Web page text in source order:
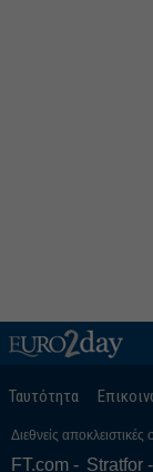
Ταυτότητα
Διεθνείς αποκλειστικές
FT.com Stratfor